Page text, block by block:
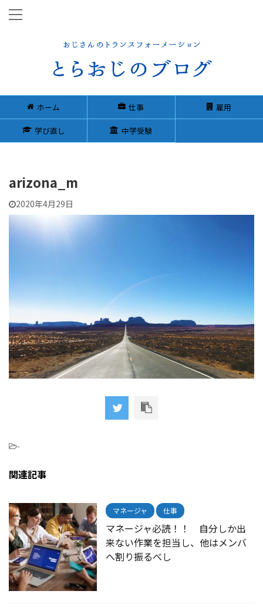
ホーム 仕事 雇用
学び直し 中学受験
arizona_m
2020年4月29日
-
関連記事
マネージャ 仕事
マネージャ必読！！ 自分しか出
来ない作業を担当し、他はメンバ
へ割り振るべし